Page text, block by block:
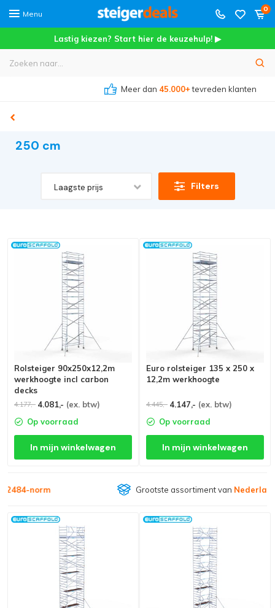
Menu
0
Lastig kiezen? Start hier de keuzehulp! ▶
Meer dan45.000+tevreden klanten
250 cm
Laagste prijs Filters
Rolsteiger 90x250x12,2m
werkhoogte incl carbon
decks
4.177,- 4.081,- (ex. btw)
Op voorraad
In mijn winkelwagen
Euro rolsteiger 135 x 250 x
12,2m werkhoogte
4.445,- 4.147,- (ex. btw)
Op voorraad
In mijn winkelwagen
Grootste assortiment vanNederland